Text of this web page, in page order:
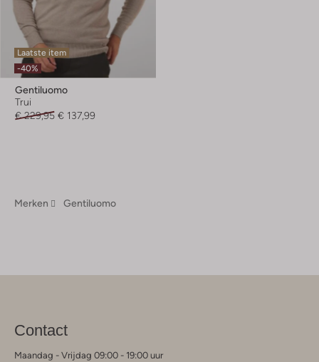
Laatste item
-40%
Gentiluomo
Trui
€ 229,95 € 137,99
Merken Gentiluomo
Contact
Maandag - Vrijdag 09:00 - 19:00 uur